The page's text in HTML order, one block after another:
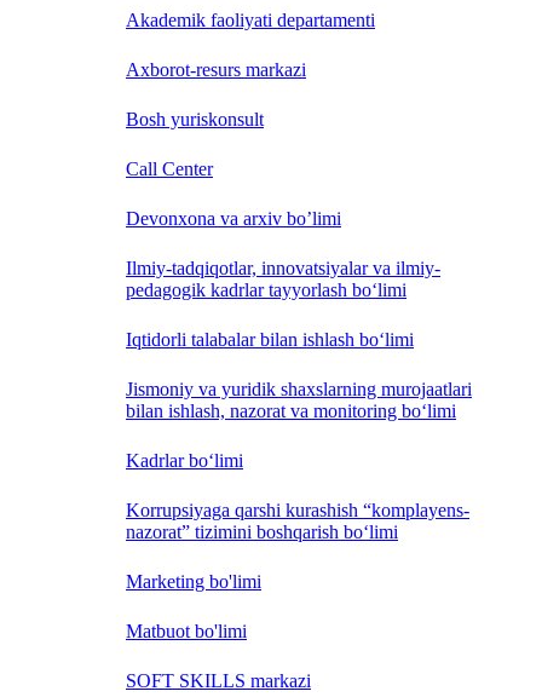
Akademik faoliyati departamenti
Axborot-resurs markazi
Bosh yuriskonsult
Call Center
Devonxona va arxiv bo’limi
Ilmiy-tadqiqotlar, innovatsiyalar va ilmiy-
pedagogik kadrlar tayyorlash bo‘limi
Iqtidorli talabalar bilan ishlash bo‘limi
Jismoniy va yuridik shaxslarning murojaatlari
bilan ishlash, nazorat va monitoring bo‘limi
Kadrlar bo‘limi
Korrupsiyaga qarshi kurashish “komplayens-
nazorat” tizimini boshqarish bo‘limi
Marketing bo'limi
Matbuot bo'limi
SOFT SKILLS markazi